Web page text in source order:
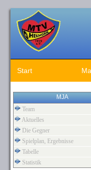
Start
MJA
Team
Aktuelles
Die Gegner
Spielplan, Ergebnisse
Tabelle
Statistik